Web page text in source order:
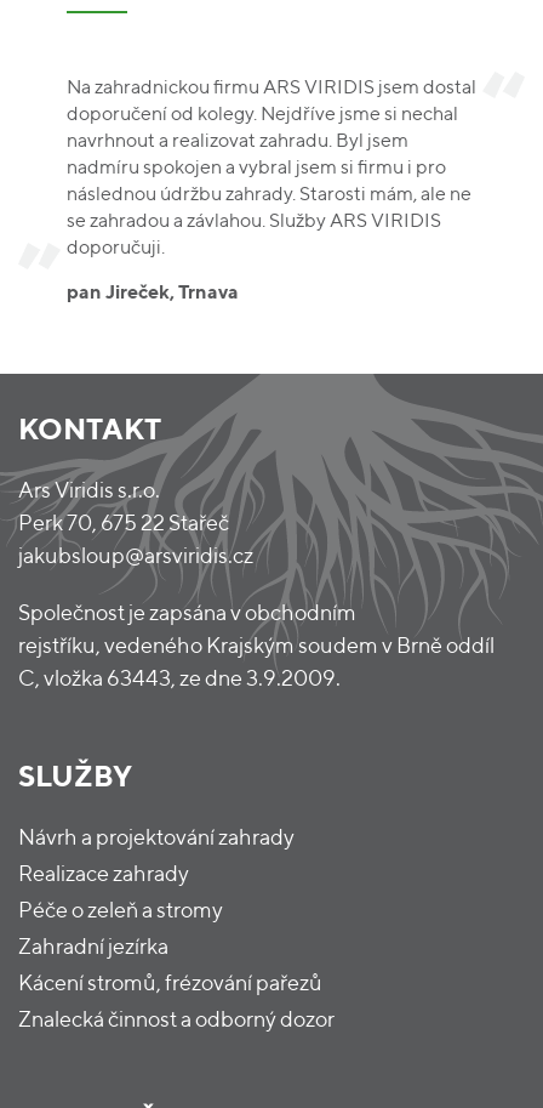
Na zahradnickou firmu ARS VIRIDIS jsem dostal
doporučení od kolegy. Nejdříve jsme si nechal
navrhnout a realizovat zahradu. Byl jsem
nadmíru spokojen a vybral jsem si firmu i pro
následnou údržbu zahrady. Starosti mám, ale ne
se zahradou a závlahou. Služby ARS VIRIDIS
doporučuji.
pan Jireček, Trnava
Spolupráci s firmou ARS VIRIDIS hodnotím
jednoduše třemi slovy profesionalita,
spolehlivost a rychlost. Jsem nadšená z
proměny naší přerostlé zahrady v zahradu
okrasnou.
Zdeňka Palátová, Třebíč
KONTAKT
Ars Viridis s.r.o.
Perk 70, 675 22 Stařeč
jakubsloup@arsviridis.cz
Společnost je zapsána v obchodním
rejstříku, vedeného Krajským soudem v Brně oddíl
C, vložka 63443, ze dne 3.9.2009.
SLUŽBY
Návrh a projektování zahrady
Realizace zahrady
Péče o zeleň a stromy
Zahradní jezírka
Kácení stromů, frézování pařezů
Znalecká činnost a odborný dozor